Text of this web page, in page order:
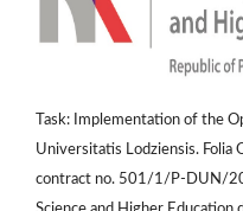
Task: Implementation of the
Universitatis Lodziensis. Folia
contract no. 501/1/P-DUN/